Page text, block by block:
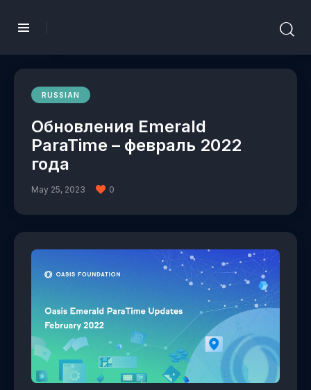
RUSSIAN
Обновления Emerald
ParaTime – февраль 2022
года
May 25, 2023 0